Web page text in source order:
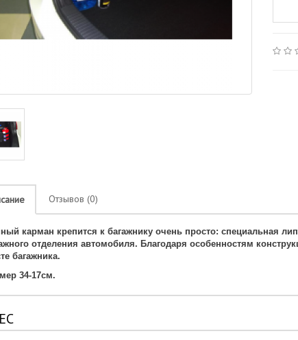
Отзывов (0)
карман крепится к багажнику очень просто: специальная
отделения автомобиля. Благодаря особенностям
багажника.
34-17см.